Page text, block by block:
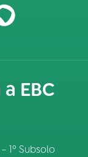
EBC
1º Subsolo